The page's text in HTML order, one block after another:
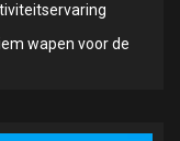
wapen voor de